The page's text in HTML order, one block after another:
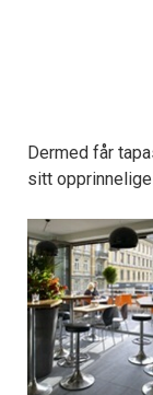
Dermed får
sitt opprinnelige